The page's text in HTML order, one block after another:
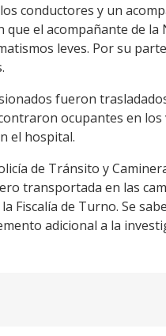
conductores y un
que el acompañante de
leves. Por su
fueron
ocupantes en
el hospital.
de Tránsito y
transportada en las
Fiscalía de Turno. Se
adicional a la